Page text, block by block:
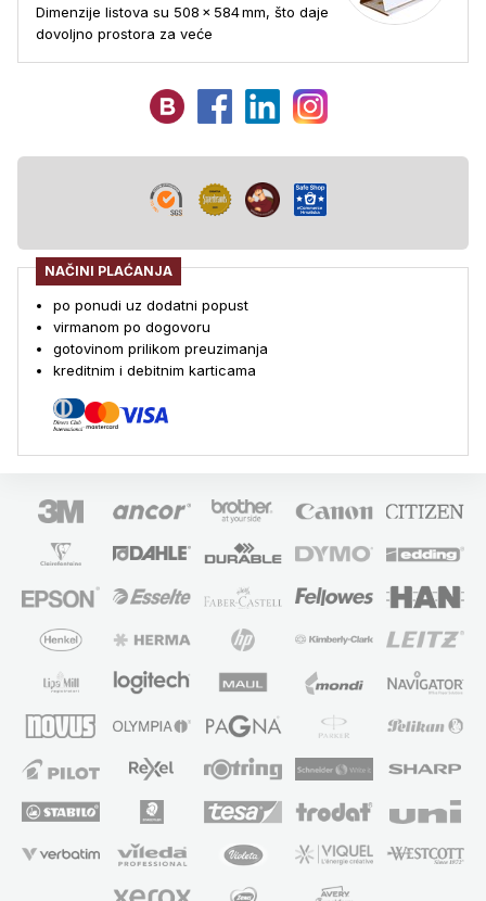
Dimenzije listova su 508 × 584 mm, što daje
dovoljno prostora za veće
NAČINI PLAĆANJA
po ponudi uz dodatni popust
virmanom po dogovoru
gotovinom prilikom preuzimanja
kreditnim i debitnim karticama